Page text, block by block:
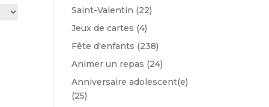
Saint-Valentin (22)
Jeux de cartes (4)
Fête d'enfants (238)
Animer un repas (24)
Anniversaire adolescent(e)
(25)